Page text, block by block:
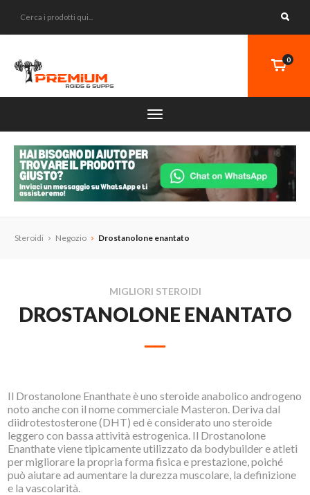
0
Steroidi Negozio Drostanolone enantato
MIGLIORI STEROIDI
DROSTANOLONE ENANTATO
Il Drostanolone Enanthate è uno steroide anabolico androgeno
noto anche con il nome commerciale Masteron. Deriva dal
diidrotestosterone (DHT) ed è considerato uno steroide
leggero con bassa attività estrogenica. Il Drostanolone
Enanthate viene tipicamente utilizzato da bodybuilder e atleti
per migliorare la propria forma fisica e prestazione, poiché
può aiutare ad aumentare la durezza muscolare, la definizione
e la vascolarità.